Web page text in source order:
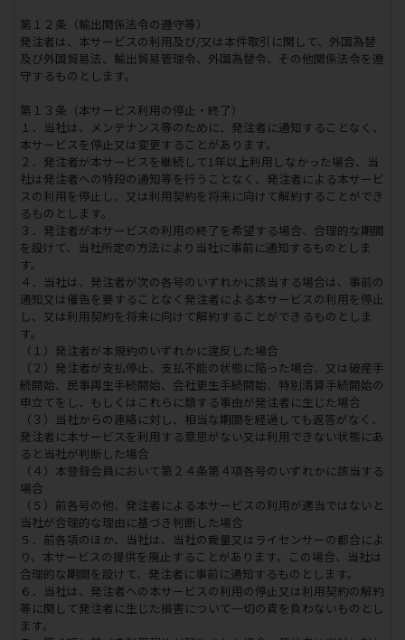
第１２条（輸出関係法令の遵守等）
発注者は、本サービスの利用及び/又は本件取引に関して、外国為替
及び外国貿易法、輸出貿易管理令、外国為替令、その他関係法令を遵
守するものとします。
第１３条（本サービス利用の停止・終了）
１．当社は、メンテナンス等のために、発注者に通知することなく、
本サービスを停止又は変更することがあります。
２．発注者が本サービスを継続して1年以上利用しなかった場合、当
社は発注者への特段の通知等を行うことなく、発注者による本サービ
スの利用を停止し、又は利用契約を将来に向けて解約することができ
るものとします。
３．発注者が本サービスの利用の終了を希望する場合、合理的な期間
を設けて、当社所定の方法により当社に事前に通知するものとしま
す。
４．当社は、発注者が次の各号のいずれかに該当する場合は、事前の
通知又は催告を要することなく発注者による本サービスの利用を停止
し、又は利用契約を将来に向けて解約することができるものとしま
す。
（１）発注者が本規約のいずれかに違反した場合
（２）発注者が支払停止、支払不能の状態に陥った場合、又は破産手
続開始、民事再生手続開始、会社更生手続開始、特別清算手続開始の
申立てをし、もしくはこれらに類する事由が発注者に生じた場合
（３）当社からの連絡に対し、相当な期間を経過しても返答がなく、
発注者に本サービスを利用する意思がない又は利用できない状態にあ
ると当社が判断した場合
（４）本登録会員において第２４条第４項各号のいずれかに該当する
場合
（５）前各号の他、発注者による本サービスの利用が適当ではないと
当社が合理的な理由に基づき判断した場合
５．前各項のほか、当社は、当社の裁量又はライセンサーの都合によ
り、本サービスの提供を廃止することがあります。この場合、当社は
合理的な期間を設けて、発注者に事前に通知するものとします。
６．当社は、発注者への本サービスの利用の停止又は利用契約の解約
等に関して発注者に生じた損害について一切の責を負わないものとし
ます。